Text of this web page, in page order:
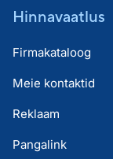
Hinnavaatlus
Firmakataloog
Meie kontaktid
Reklaam
Pangalink